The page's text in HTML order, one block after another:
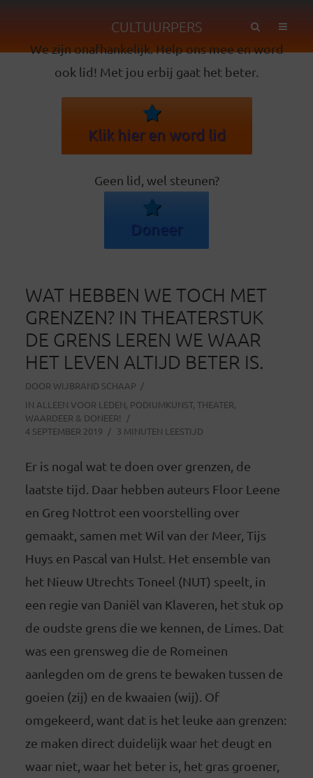
CULTUURPERS
We zijn onafhankelijk. Help ons mee en word
ook lid! Met jou erbij gaat het beter.
Klik hier en word lid
Geen lid, wel steunen?
Doneer
WAT HEBBEN WE TOCH MET
GRENZEN? IN THEATERSTUK
DE GRENS LEREN WE WAAR
HET LEVEN ALTIJD BETER IS.
DOOR WIJBRAND SCHAAP
IN ALLEEN VOOR LEDEN, PODIUMKUNST, THEATER,
WAARDEER & DONEER!
4 SEPTEMBER 2019
3 MINUTEN LEESTIJD
Er is nogal wat te doen over grenzen, de
laatste tijd. Daar hebben auteurs Floor Leene
en Greg Nottrot een voorstelling over
gemaakt, samen met Wil van der Meer, Tijs
Huys en Pascal van Hulst. Het ensemble van
het Nieuw Utrechts Toneel (NUT) speelt, in
een regie van Daniël van Klaveren, het stuk op
de oudste grens die we kennen, de Limes. Dat
was een grensweg die de Romeinen
aanlegden om de grens te bewaken tussen de
goeien (zij) en de kwaaien (wij). Of
omgekeerd, want dat is het leuke aan grenzen:
ze maken direct duidelijk waar het deugt en
waar niet, waar het beter is, het gras groener,